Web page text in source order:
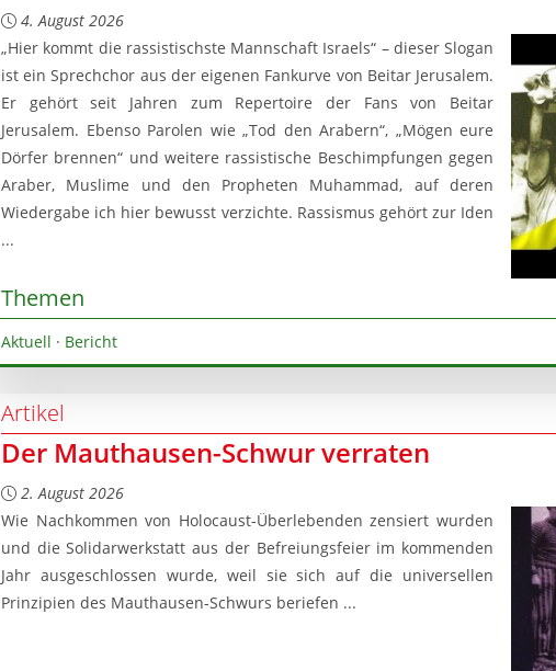
4. August 2026
„Hier kommt die rassistischste Mannschaft Israels“ – dieser Slogan
ist ein Sprechchor aus der eigenen Fankurve von Beitar Jerusalem.
Er gehört seit Jahren zum Repertoire der Fans von Beitar
Jerusalem. Ebenso Parolen wie „Tod den Arabern“, „Mögen eure
Dörfer brennen“ und weitere rassistische Beschimpfungen gegen
Araber, Muslime und den Propheten Muhammad, auf deren
Wiedergabe ich hier bewusst verzichte. Rassismus gehört zur Iden
...
Themen
Aktuell · Bericht
Artikel
Der Mauthausen-Schwur verraten
2. August 2026
Wie Nachkommen von Holocaust-Überlebenden zensiert wurden
und die Solidarwerkstatt aus der Befreiungsfeier im kommenden
Jahr ausgeschlossen wurde, weil sie sich auf die universellen
Prinzipien des Mauthausen-Schwurs beriefen ...